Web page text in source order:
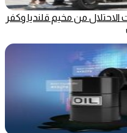
من مخيم قلنديا وكفر